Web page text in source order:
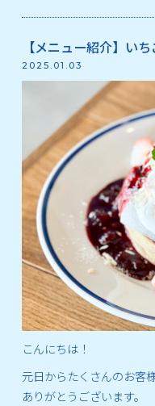
【メニュー紹介】い
2025.01.03
こんにちは！
元日からたくさんのお客
ありがとうございます。